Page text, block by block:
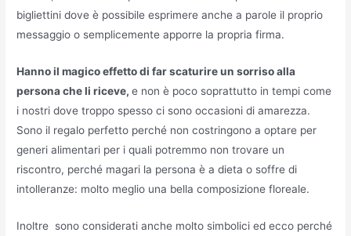
bigliettini dove è possibile esprimere anche a parole il proprio
messaggio o semplicemente apporre la propria firma.
Hanno il magico effetto di far scaturire un sorriso alla
persona che li riceve,e non è poco soprattutto in tempi come
i nostri dove troppo spesso ci sono occasioni di amarezza.
Sono il regalo perfetto perché non costringono a optare per
generi alimentari per i quali potremmo non trovare un
riscontro, perché magari la persona è a dieta o soffre di
intolleranze: molto meglio una bella composizione floreale.
Inoltre sono considerati anche molto simbolici ed ecco perché